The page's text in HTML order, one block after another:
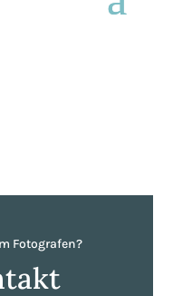
Fotografen?